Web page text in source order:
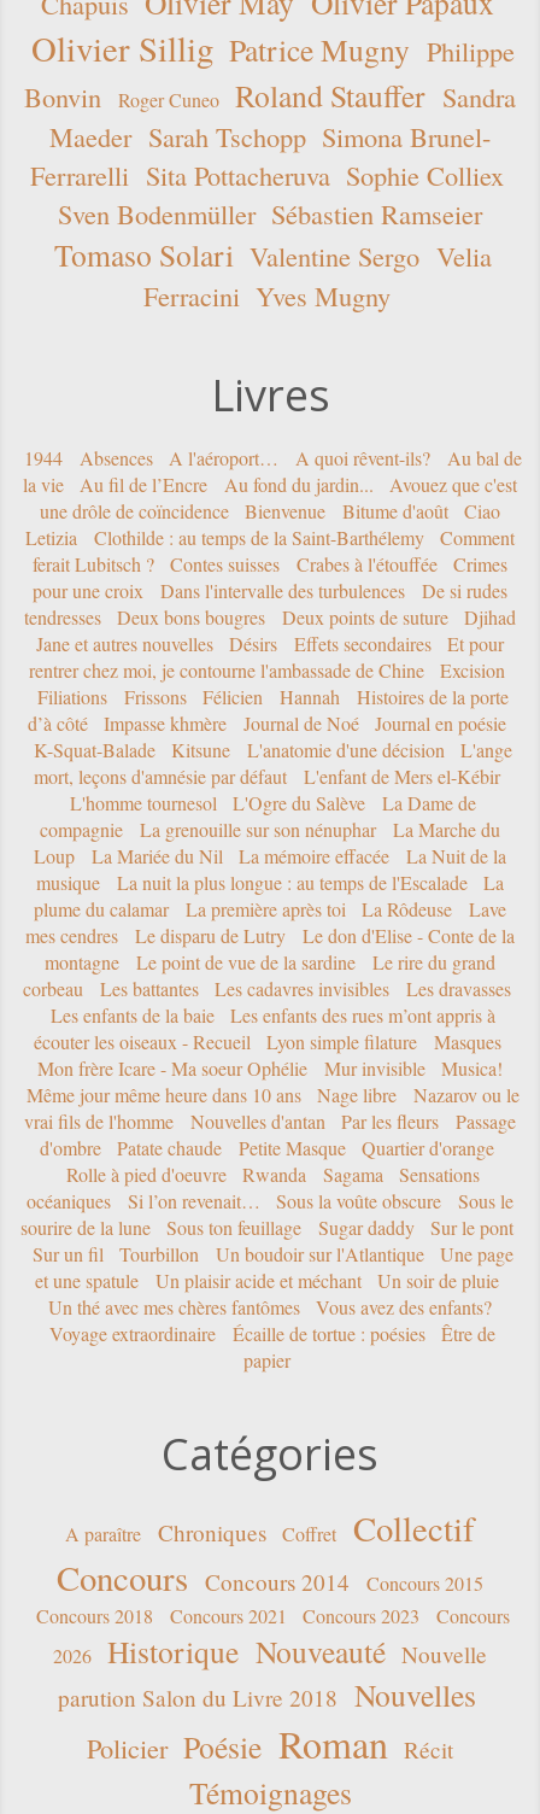
Olivier Sillig Patrice Mugny Philippe
Bonvin
Roger Cuneo Roland Stauffer Sandra
Maeder Sarah Tschopp Simona Brunel-
Ferrarelli Sita Pottacheruva Sophie Colliex
Sven Bodenmüller Sébastien Ramseier
Tomaso Solari Valentine Sergo Velia
Ferracini Yves Mugny
Livres
1944 Absences A l'aéroport… A quoi rêvent-ils?
Au bal de
la vie
Au fil de l’Encre Au fond du jardin...
Avouez que c'est
une drôle de coïncidence
Bienvenue Bitume d'août
Ciao
Letizia
Clothilde : au temps de la Saint-Barthélemy
Comment
ferait Lubitsch ?
Contes suisses Crabes à l'étouffée
Crimes
pour une croix
Dans l'intervalle des turbulences
De si rudes
tendresses
Deux bons bougres Deux points de suture
Djihad
Jane et autres nouvelles
Désirs Effets secondaires
Et pour
rentrer chez moi, je contourne l'ambassade de Chine
Excision
Filiations
Frissons Félicien Hannah
Histoires de la porte
d’à côté
Impasse khmère Journal de Noé
Journal en poésie
K-Squat-Balade
Kitsune L'anatomie d'une décision
L'ange
mort, leçons d'amnésie par défaut
L'enfant de Mers el-Kébir
L'homme tournesol
L'Ogre du Salève
La Dame de
compagnie
La grenouille sur son nénuphar
La Marche du
Loup
La Mariée du Nil La mémoire effacée
La Nuit de la
musique
La nuit la plus longue : au temps de l'Escalade
La
plume du calamar
La première après toi La Rôdeuse
Lave
mes cendres
Le disparu de Lutry
Le don d'Elise - Conte de la
montagne
Le point de vue de la sardine
Le rire du grand
corbeau
Les battantes Les cadavres invisibles
Les dravasses
Les enfants de la baie
Les enfants des rues m’ont appris à
écouter les oiseaux - Recueil
Lyon simple filature
Masques
Mon frère Icare - Ma soeur Ophélie
Mur invisible
Musica!
Même jour même heure dans 10 ans
Nage libre
Nazarov ou le
vrai fils de l'homme
Nouvelles d'antan Par les fleurs
Passage
d'ombre
Patate chaude Petite Masque
Quartier d'orange
Rolle à pied d'oeuvre
Rwanda Sagama
Sensations
océaniques
Si l’on revenait… Sous la voûte obscure
Sous le
sourire de la lune
Sous ton feuillage Sugar daddy
Sur le pont
Sur un fil
Tourbillon Un boudoir sur l'Atlantique
Une page
et une spatule
Un plaisir acide et méchant
Un soir de pluie
Un thé avec mes chères fantômes
Vous avez des enfants?
Voyage extraordinaire
Écaille de tortue : poésies
Être de
papier
Catégories
A paraître Chroniques Coffret
Collectif
Concours Concours 2014
Concours 2015
Concours 2018
Concours 2021 Concours 2023
Concours
2026
Historique Nouveauté Nouvelle
parution Salon du Livre 2018 Nouvelles
Policier Poésie Roman Récit
Témoignages